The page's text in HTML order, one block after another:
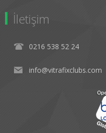
İletişim
0216 538 52 24
info@vitrafixclubs.com